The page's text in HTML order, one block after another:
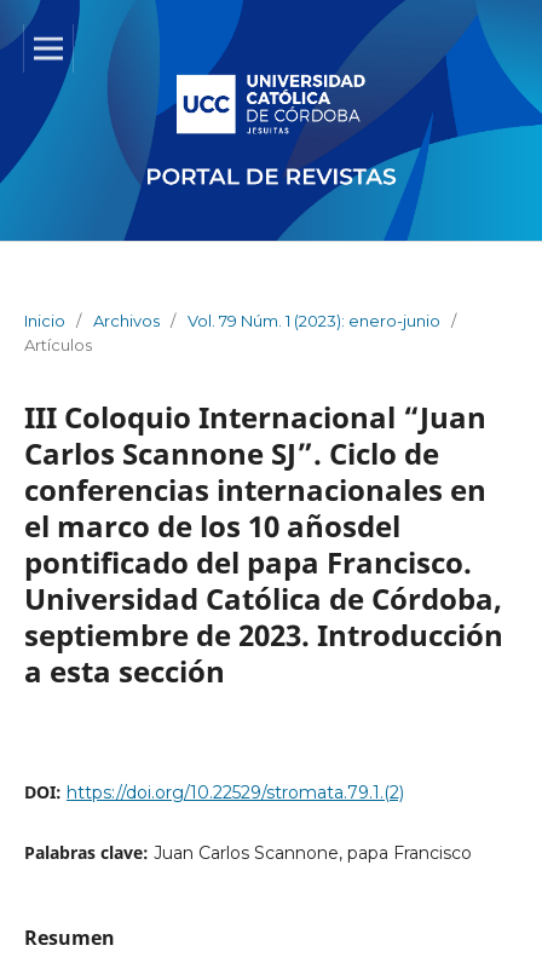
Inicio / Archivos / Vol. 79 Núm. 1 (2023): enero-junio
/
Artículos
III Coloquio Internacional “Juan
Carlos Scannone SJ”. Ciclo de
conferencias internacionales en
el marco de los 10 añosdel
pontificado del papa Francisco.
Universidad Católica de Córdoba,
septiembre de 2023. Introducción
a esta sección
DOI: https://doi.org/10.22529/stromata.79.1.(2)
Palabras clave: Juan Carlos Scannone, papa Francisco
Resumen